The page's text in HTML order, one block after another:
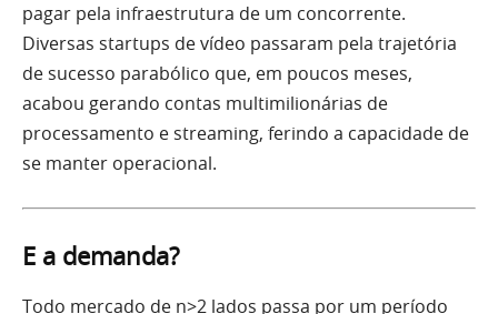
pagar pela infraestrutura de um concorrente.
Diversas startups de vídeo passaram pela trajetória
de sucesso parabólico que, em poucos meses,
acabou gerando contas multimilionárias de
processamento e streaming, ferindo a capacidade de
se manter operacional.
E a demanda?
Todo mercado de n>2 lados passa por um período